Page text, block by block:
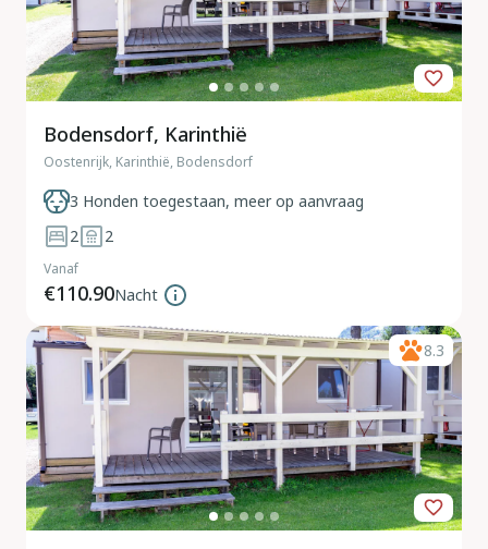
Bodensdorf, Karinthië
Oostenrijk, Karinthië, Bodensdorf
3 Honden toegestaan, meer op aanvraag
2
2
Vanaf
€110.90Nacht
8.3